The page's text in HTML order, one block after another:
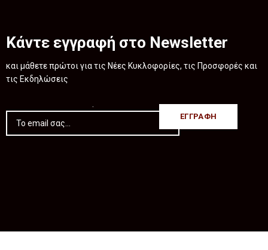
Κάντε εγγραφή στο Newsletter
και μάθετε πρώτοι για τις Νέες Κυκλοφορίες, τις Προσφορές και
τις Εκδηλώσεις
.